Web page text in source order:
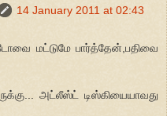
14 January 2011 at 02:43
மட்டுமே பார்த்தேன்,பதிவை
அட்லீஸ்ட் டிஸ்கியையாவது